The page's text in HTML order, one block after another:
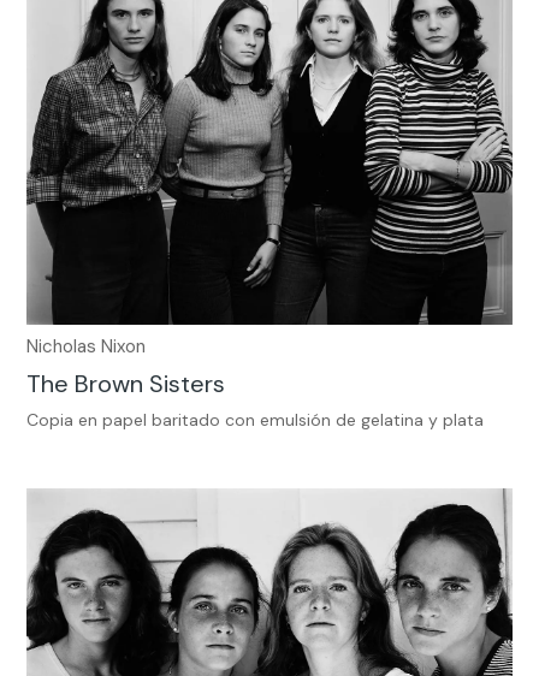
Nicholas Nixon
The Brown Sisters
Copia en papel baritado con emulsión de gelatina y plata